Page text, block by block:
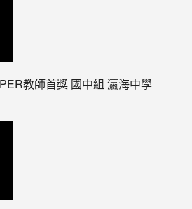
教師首獎 國中組 瀛海中學